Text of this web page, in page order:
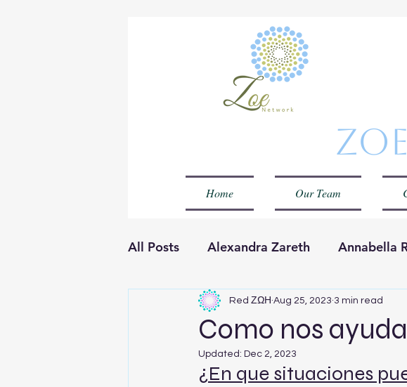
Home Our Team
All Posts Alexandra Zareth Annabella
Olla Muheenat Temilola Red Zoe
Como nos
Red ΖΩΗ Aug 25, 2023 3 min read
Updated: Dec 2, 2023
¿En que situaciones